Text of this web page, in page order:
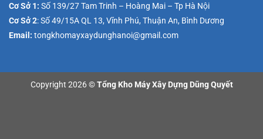
Cơ Sở 1: Số 139/27 Tam Trinh – Hoàng Mai – Tp Hà Nội
Cơ Sở 2: Số 49/15A QL 13, Vĩnh Phú, Thuận An, Bình Dương
Email: tongkhomayxaydunghanoi@gmail.com
Copyright 2026 ©Tổng Kho Máy Xây Dựng Dũng Quyết